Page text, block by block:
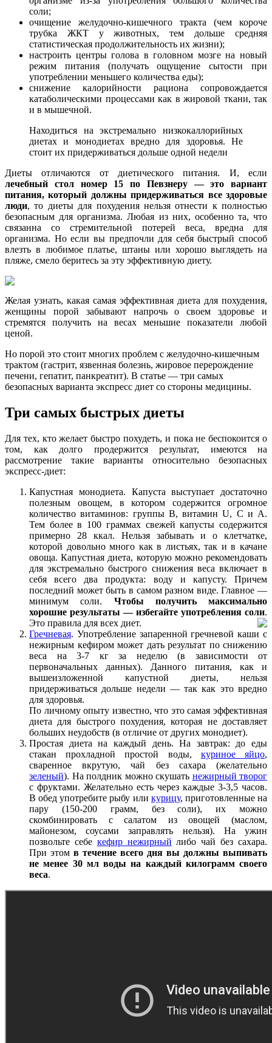
соли;
очищение желудочно-кишечного тракта (чем короче
трубка ЖКТ у животных, тем дольше средняя
статистическая продолжительность их жизни);
настроить центры голова в головном мозге на новый
режим питания (получать ощущение сытости при
употреблении меньшего количества еды);
снижение калорийности рациона сопровождается
катаболическими процессами как в жировой ткани, так
и в мышечной.
Находиться на экстремально низкокаллорийных
диетах и монодиетах вредно для здоровья. Не
стоит их придерживаться дольше одной недели
Диеты отличаются от диетического питания. И, если
лечебный стол номер 15 по Певзнеру — это вариант
питания, который должны придерживаться все здоровые
люди, то диеты для похудения нельзя отнести к полностью
безопасным для организма. Любая из них, особенно та, что
связанна со стремительной потерей веса, вредна для
организма. Но если вы предпочли для себя быстрый способ
влезть в любимое платье, штаны или хорошо выглядеть на
пляже, смело беритесь за эту эффективную диету.
Желая узнать, какая самая эффективная диета для похудения,
женщины порой забывают напрочь о своем здоровье и
стремятся получить на весах меньшие показатели любой
ценой.
Но порой это стоит многих проблем с желудочно-кишечным
трактом (гастрит, язвенная болезнь, жировое перерождение
печени, гепатит, панкреатит). В статье — три самых
безопасных варианта экспресс диет со стороны медицины.
Три самых быстрых диеты
Для тех, кто желает быстро похудеть, и пока не беспокоится о
том, как долго продержится результат, имеются на
рассмотрение такие варианты относительно безопасных
экспресс-диет:
Капустная монодиета. Капуста выступает достаточно
полезным овощем, в котором содержится огромное
количество витаминов: группы B, витамин U, C и А.
Тем более в 100 граммах свежей капусты содержится
примерно 28 ккал. Нельзя забывать и о клетчатке,
которой довольно много как в листьях, так и в качане
овоща. Капустная диета, которую можно рекомендовать
для экстремально быстрого снижения веса включает в
себя всего два продукта: воду и капусту. Причем
последний может быть в самом разном виде. Главное —
минимум соли. Чтобы получить максимально
хорошие результаты — избегайте употребления соли.
Это правила для всех диет.
Гречневая. Употребление запаренной гречневой каши с
нежирным кефиром может дать результат по снижению
веса на 3-7 кг за неделю (в зависимости от
первоначальных данных). Данного питания, как и
вышеизложенной капустной диеты, нельзя
придерживаться дольше недели — так как это вредно
для здоровья.
По личному опыту известно, что это самая эффективная
диета для быстрого похудения, которая не доставляет
больших неудобств (в отличие от других монодиет).
Простая диета на каждый день. На завтрак: до еды
стакан прохладной простой воды, куриное яйцо,
сваренное вкрутую, чай без сахара (желательно
зеленый). На полдник можно скушать нежирный творог
с фруктами. Желательно есть через каждые 3-3,5 часов.
В обед употребите рыбу или курицу, приготовленные на
пару (150-200 грамм, без соли), их можно
скомбинировать с салатом из овощей (маслом,
майонезом, соусами заправлять нельзя). На ужин
позвольте себе кефир нежирный либо чай без сахара.
При этом в течение всего дня вы должны выпивать
не менее 30 мл воды на каждый килограмм своего
веса.